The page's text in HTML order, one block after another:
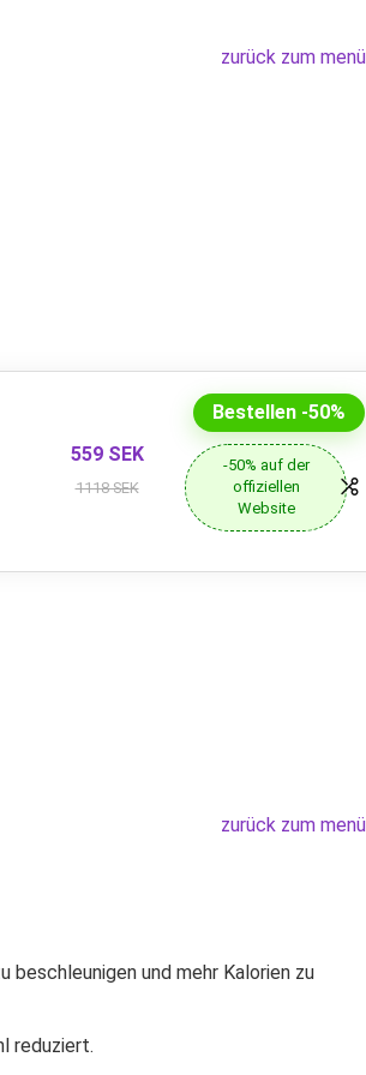
zurück zum
559 SEK
1118 SEK
Bestellen -50%
-50% auf der
offiziellen
Website
zurück zum
und mehr Kalorien zu
reduziert.